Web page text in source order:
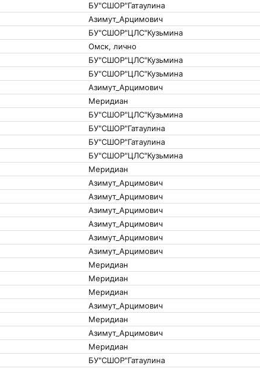
БУ"СШОР"Гатаулина
Азимут_Арцимович
БУ"СШОР"ЦЛС"Кузьмина
Омск, лично
БУ"СШОР"ЦЛС"Кузьмина
БУ"СШОР"ЦЛС"Кузьмина
Азимут_Арцимович
Меридиан
БУ"СШОР"ЦЛС"Кузьмина
БУ"СШОР"Гатаулина
БУ"СШОР"Гатаулина
БУ"СШОР"ЦЛС"Кузьмина
Меридиан
Азимут_Арцимович
Азимут_Арцимович
Азимут_Арцимович
Азимут_Арцимович
Азимут_Арцимович
Азимут_Арцимович
Меридиан
Меридиан
Меридиан
Азимут_Арцимович
Меридиан
Азимут_Арцимович
Меридиан
БУ"СШОР"Гатаулина